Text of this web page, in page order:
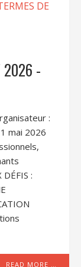
2026 -
:
mai 2026
:
READ MORE …